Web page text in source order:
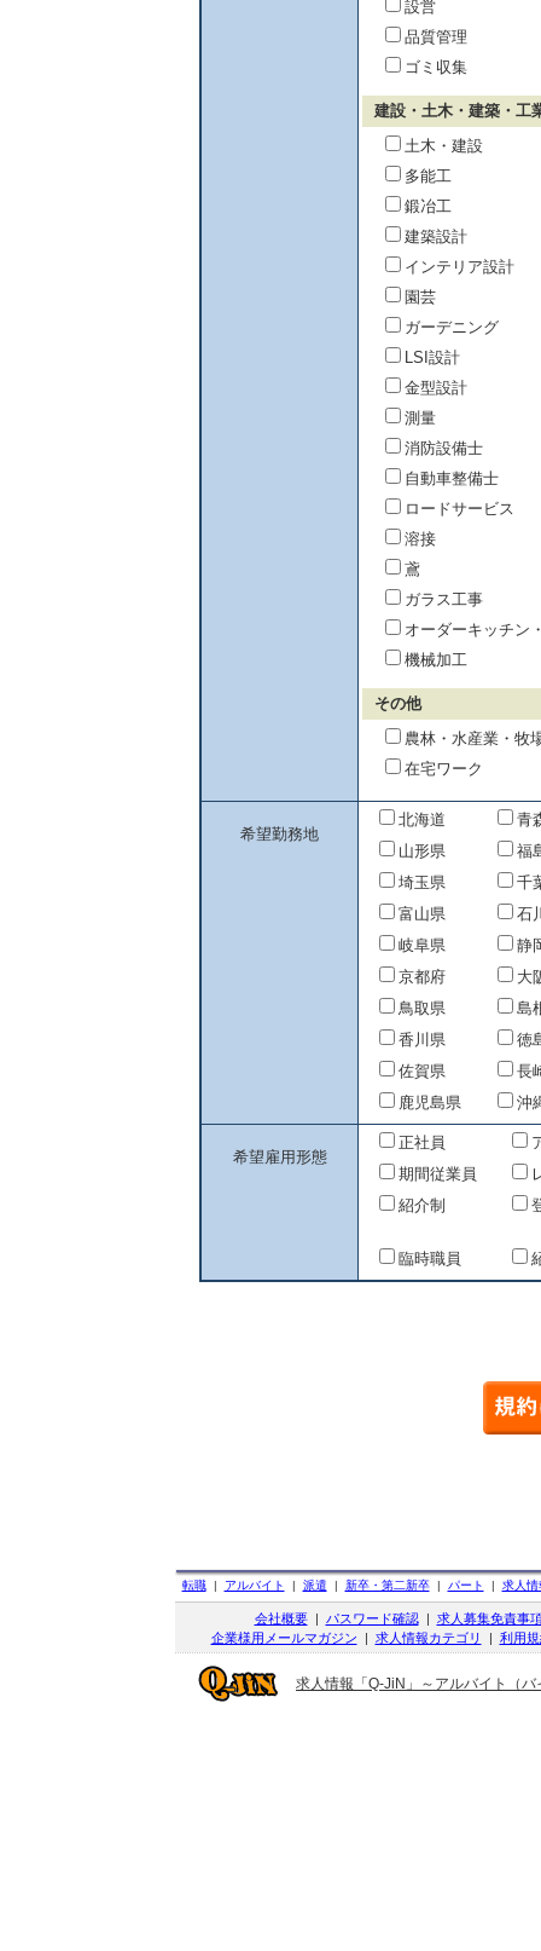
設営
品質管理
ゴミ収集
建設・土木・建築・工
土木・建設
多能工
鍛冶工
建築設計
インテリア設計
園芸
ガーデニング
LSI設計
金型設計
測量
消防設備士
自動車整備士
ロードサービス
溶接
鳶
ガラス工事
オーダーキッチン
機械加工
その他
農林・水産業・牧
在宅ワーク
希望勤務地
北海道
青
山形県
福
埼玉県
千
富山県
石
岐阜県
静
京都府
大
鳥取県
島
香川県
徳
佐賀県
長
鹿児島県
沖
希望雇用形態
正社員
期間従業員
紹介制
臨時職員
転職| アルバイト | 派遣 | 新卒・第二新卒| パート | 求人情
会社概要| パスワード確認| 求人募集免責事
企業様用メールマガジン | 求人情報カテゴリ | 利用
求人情報「Q-JiN」～アルバイト（